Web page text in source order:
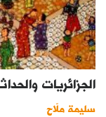
الجزائريات
سليمة ملّاح